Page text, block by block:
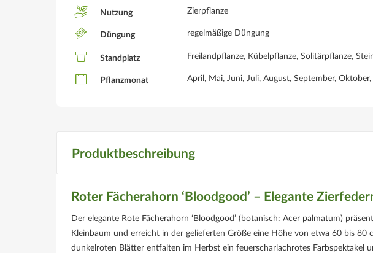
Nutzung Zierpflanze
Düngung regelmäßige Düngung
Standplatz Freilandpflanze, Kübelpflanze, Solitärpflanze,
Pflanzmonat April, Mai, Juni, Juli, August, September,
Produktbeschreibung
Roter Fächerahorn ‘Bloodgood’ – Elegante
Der elegante Rote Fächerahorn ‘Bloodgood’ (botanisch: Acer palmatum)
Kleinbaum und erreicht in der gelieferten Größe eine Höhe von etwa 60 bis 80
dunkelroten Blätter entfalten im Herbst ein feuerscharlachrotes Farbspektakel